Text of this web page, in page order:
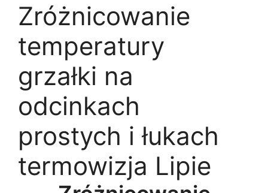
Zróżnicowanie
temperatury
grzałki na
odcinkach
prostych i łukach
termowizja Lipie